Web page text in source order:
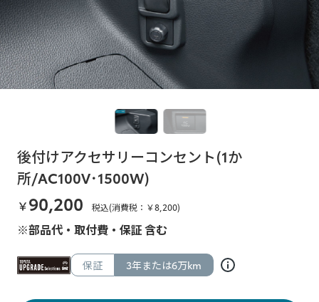
後付けアクセサリーコンセント(1か
所/AC100V･1500W)
￥90,200 税込(消費税：￥8,200)
※部品代・取付費・保証 含む
保証 3年または6万km